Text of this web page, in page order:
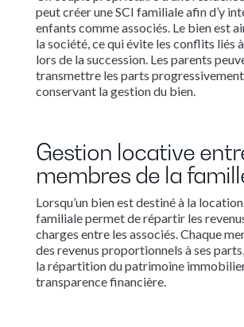
peut créer une SCI familiale afin d’y
enfants comme associés. Le bien est
la société, ce qui évite les conflits liés
lors de la succession. Les parents
transmettre les parts
conservant la gestion du bien.
Gestion locative
membres de la
Lorsqu’un bien est destiné à la
familiale permet de répartir les
charges entre les associés. Chaque
des revenus proportionnels à ses
la répartition du patrimoine
transparence financière.